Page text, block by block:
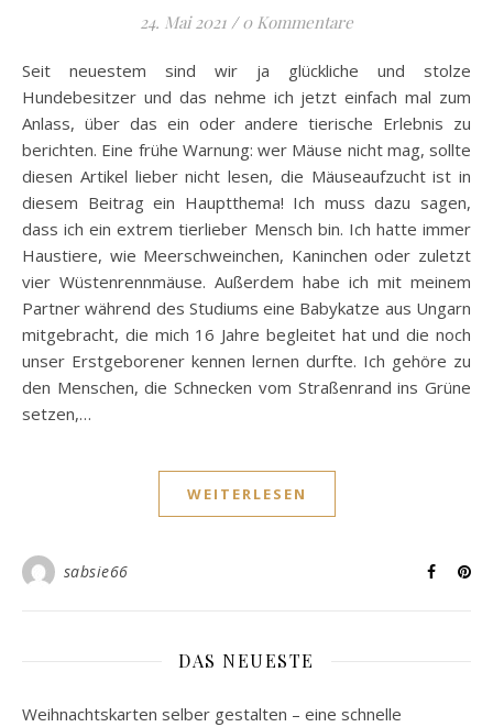
24. Mai 2021 / 0 Kommentare
Seit neuestem sind wir ja glückliche und stolze
Hundebesitzer und das nehme ich jetzt einfach mal zum
Anlass, über das ein oder andere tierische Erlebnis zu
berichten. Eine frühe Warnung: wer Mäuse nicht mag, sollte
diesen Artikel lieber nicht lesen, die Mäuseaufzucht ist in
diesem Beitrag ein Hauptthema! Ich muss dazu sagen,
dass ich ein extrem tierlieber Mensch bin. Ich hatte immer
Haustiere, wie Meerschweinchen, Kaninchen oder zuletzt
vier Wüstenrennmäuse. Außerdem habe ich mit meinem
Partner während des Studiums eine Babykatze aus Ungarn
mitgebracht, die mich 16 Jahre begleitet hat und die noch
unser Erstgeborener kennen lernen durfte. Ich gehöre zu
den Menschen, die Schnecken vom Straßenrand ins Grüne
setzen,…
WEITERLESEN
sabsie66
DAS NEUESTE
Weihnachtskarten selber gestalten – eine schnelle